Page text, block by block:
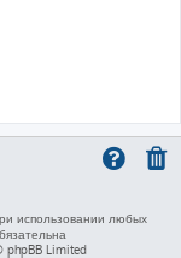
использовании любых
Limited